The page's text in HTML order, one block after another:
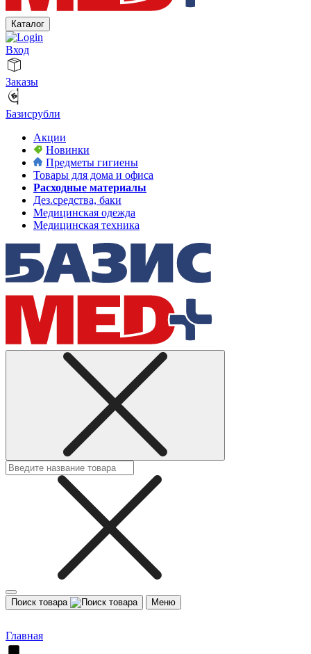
Каталог
Вход
Заказы
Базисрубли
Акции
Новинки
Предметы гигиены
Товары для дома и офиса
Расходные материалы
Дез.средства, баки
Медицинская одежда
Медицинская техника
Поиск товара Меню
Главная